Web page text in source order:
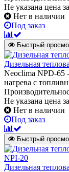
Не указана цена
Нет в наличии
Под заказ
Быстрый
Дизельная
Neoclima NPD-65
нагрева с
Не указана цена
Нет в наличии
Под заказ
Быстрый
Дизельная